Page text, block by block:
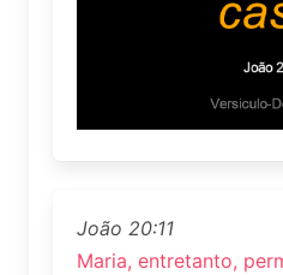
João 20:11
Maria, entretanto,